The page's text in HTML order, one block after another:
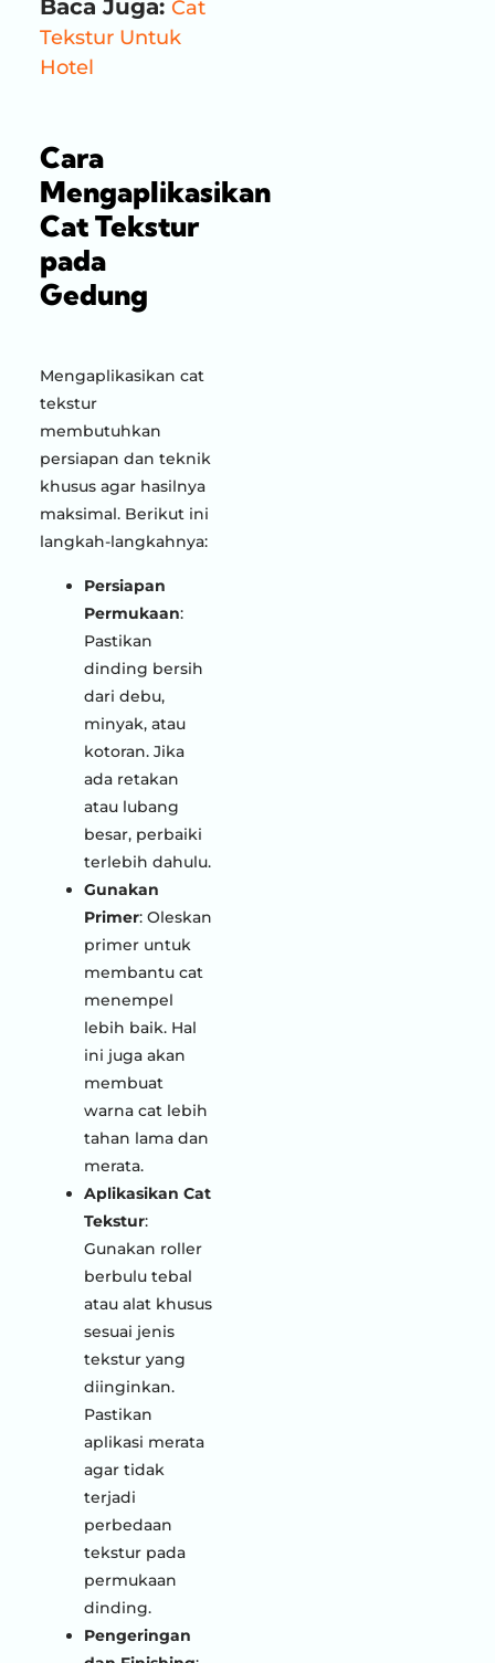
Baca Juga: Cat
Tekstur Untuk
Hotel
Cara
Mengaplikasikan
Cat Tekstur
pada
Gedung
Mengaplikasikan cat
tekstur
membutuhkan
persiapan dan teknik
khusus agar hasilnya
maksimal. Berikut ini
langkah-langkahnya:
Persiapan
Permukaan:
Pastikan
dinding bersih
dari debu,
minyak, atau
kotoran. Jika
ada retakan
atau lubang
besar, perbaiki
terlebih dahulu.
Gunakan
Primer: Oleskan
primer untuk
membantu cat
menempel
lebih baik. Hal
ini juga akan
membuat
warna cat lebih
tahan lama dan
merata.
Aplikasikan Cat
Tekstur:
Gunakan roller
berbulu tebal
atau alat khusus
sesuai jenis
tekstur yang
diinginkan.
Pastikan
aplikasi merata
agar tidak
terjadi
perbedaan
tekstur pada
permukaan
dinding.
Pengeringan